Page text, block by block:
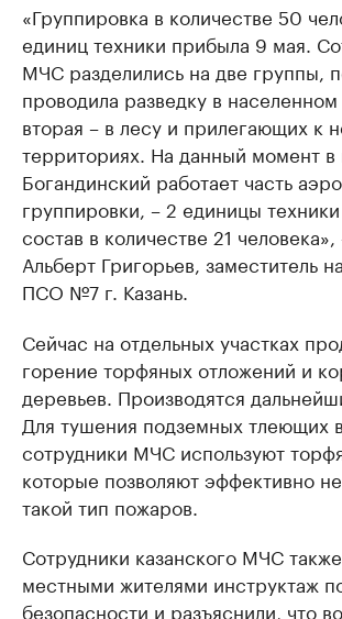
«Группировка в количестве 50
единиц техники прибыла 9 мая.
МЧС разделились на две группы,
проводила разведку в населенном
вторая – в лесу и прилегающих к
территориях. На данный момент в
Богандинский работает часть
группировки, – 2 единицы
состав в количестве 21
Альберт Григорьев, заместитель
ПСО №7 г. Казань.
Сейчас на отдельных участках
горение торфяных отложений и
деревьев. Производятся
Для тушения подземных тлеющих
сотрудники МЧС используют
которые позволяют эффективно
такой тип пожаров.
Сотрудники казанского МЧС
местными жителями инструктаж
безопасности и разъяснили, что